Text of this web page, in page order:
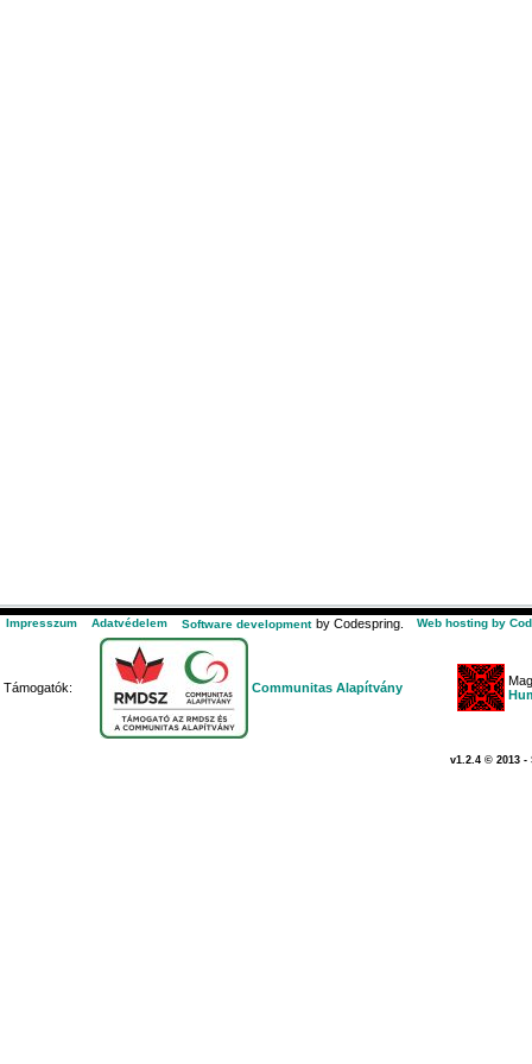
Impresszum Adatvédelem Software development by Codespring. Web hosting by
Támogatók: Communitas Alapítvány
v1.2.4 © 2013